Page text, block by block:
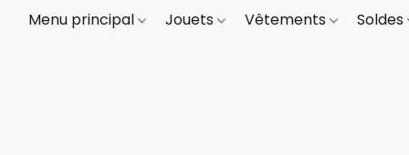
Menu principal Jouets Vêtements Soldes